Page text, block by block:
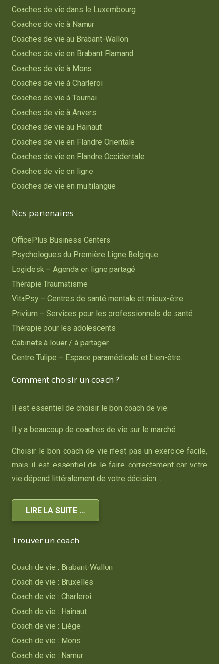
Coaches de vie dans le Luxembourg
Coaches de vie à Namur
Coaches de vie au Brabant-Wallon
Coaches de vie en Brabant Flamand
Coaches de vie à Mons
Coaches de vie à Charleroi
Coaches de vie à Tournai
Coaches de vie à Anvers
Coaches de vie au Hainaut
Coaches de vie en Flandre Orientale
Coaches de vie en Flandre Occidentale
Coaches de vie en ligne
Coaches de vie en multilangue
Nos partenaires
OfficePlus Business Centers
Psychologues du Première Ligne Belgique
Logidesk – Agenda en ligne partagé
Thérapie Traumatisme
VitaPsy – Centres de santé mentale et mieux-être
Privium – Services pour les professionnels de santé
Thérapie pour les adolescents
Cabinets à louer / à partager
Centre Tulipe – Espace paramédicale et bien-être.
Comment choisir un coach ?
Il est essentiel de choisir le bon coach de vie.
Il y a beaucoup de coaches de vie sur le marché.
Choisir le bon coach de vie n’est pas un exercice facile,
mais il est essentiel de le faire correctement car votre
vie dépend littéralement de votre décision…
LIRE LA SUITE …
Trouver un coach
Coach de vie : Brabant-Wallon
Coach de vie : Bruxelles
Coach de vie : Charleroi
Coach de vie : Hainaut
Coach de vie : Liège
Coach de vie : Mons
Coach de vie : Namur